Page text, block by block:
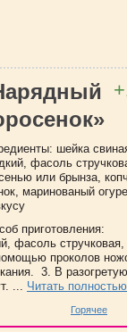
шейка
фасоль
или брынза,
маринованый
приготовления:
фасоль
проколов
3. В
... Читать полностью
Горячее